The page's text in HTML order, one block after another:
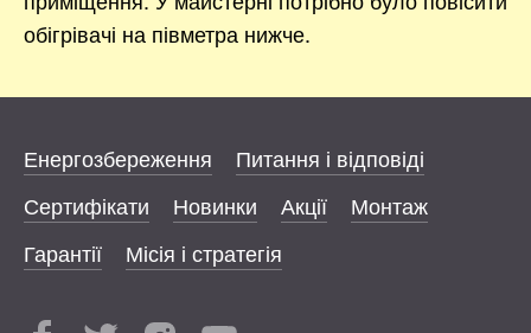
обігрівачі на півметра нижче.
Енергозбереження
Питання і відповіді
Сертифікати
Новинки Акції
Монтаж
Гарантії
Місія і стратегія